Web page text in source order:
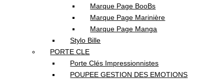
Marque Page BooBs
Marque Page Marinière
Marque Page Manga
Stylo Bille
PORTE CLE
Porte Clés Impressionnistes
POUPEE GESTION DES EMOTIONS